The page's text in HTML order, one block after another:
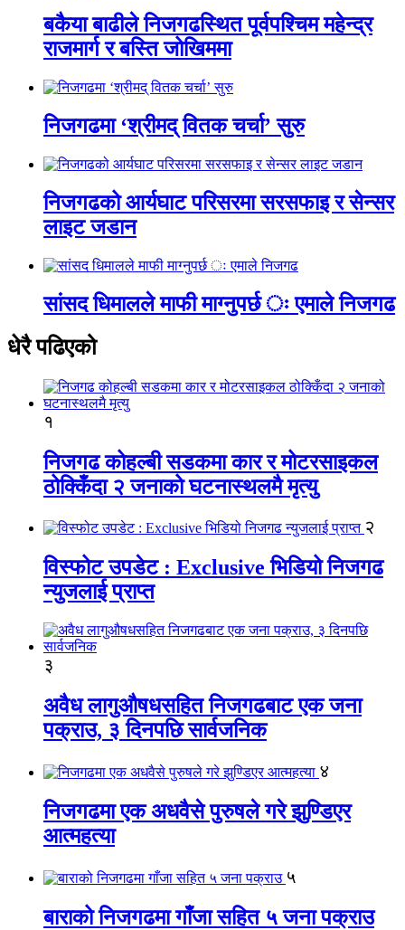
बकैया बाढीले निजगढस्थित पूर्वपश्चिम महेन्द्र
राजमार्ग र बस्ति जोखिममा
निजगढमा ‘श्रीमद् वितक चर्चा’ सुरु
निजगढको आर्यघाट परिसरमा सरसफाइ र सेन्सर
लाइट जडान
सांसद धिमालले माफी माग्नुपर्छ ः एमाले निजगढ
धेरै पढिएको
१
निजगढ कोहल्बी सडकमा कार र मोटरसाइकल
ठोक्किँदा २ जनाको घटनास्थलमै मृत्यु
२
विस्फोट उपडेट : Exclusive भिडियो निजगढ
न्युजलाई प्राप्त
३
अवैध लागुऔषधसहित निजगढबाट एक जना
पक्राउ, ३ दिनपछि सार्वजनिक
४
निजगढमा एक अधवैसे पुरुषले गरे झुण्डिएर
आत्महत्या
५
बाराको निजगढमा गाँजा सहित ५ जना पक्राउ